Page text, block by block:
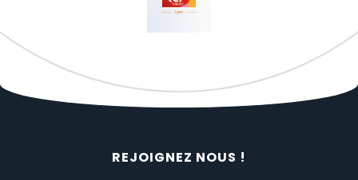
REJOIGNEZ NOUS !